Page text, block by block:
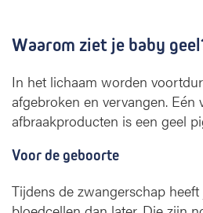
Waarom ziet je baby
In het lichaam worden
afgebroken en vervangen. Eén
afbraakproducten is een geel
Voor de geboorte
Tijdens de zwangerschap